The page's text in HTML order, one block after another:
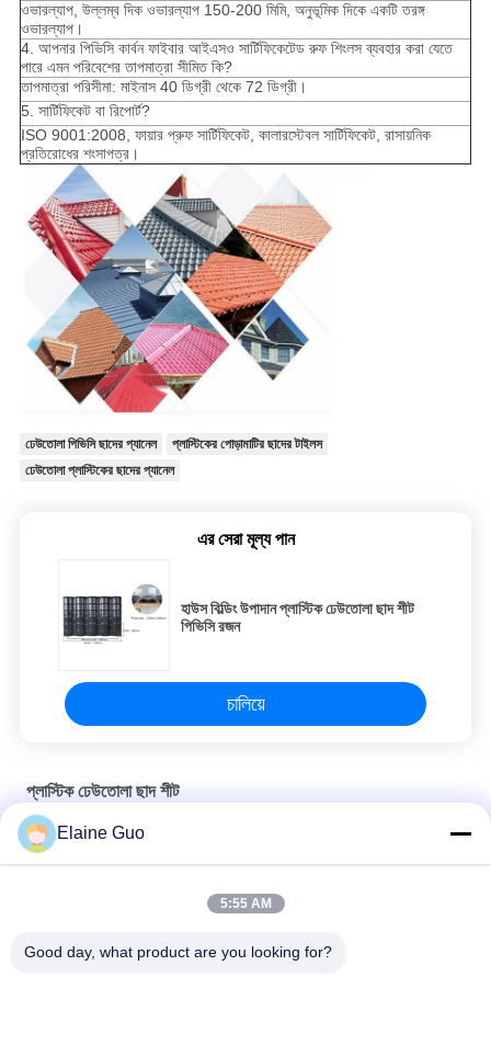
ওভারল্যাপ, উল্লম্ব দিক ওভারল্যাপ 150-200 মিমি, অনুভূমিক দিকে একটি তরঙ্গ
ওভারল্যাপ।
4. আপনার পিভিসি কার্বন ফাইবার আইএসও সার্টিফিকেটেড রুফ শিংলস ব্যবহার করা যেতে
পারে এমন পরিবেশের তাপমাত্রা সীমিত কি?
তাপমাত্রা পরিসীমা: মাইনাস 40 ডিগ্রী থেকে 72 ডিগ্রী।
5. সার্টিফিকেট বা রিপোর্ট?
ISO 9001:2008, ফায়ার প্রুফ সার্টিফিকেট, কালারস্টেবল সার্টিফিকেট, রাসায়নিক
প্রতিরোধের শংসাপত্র।
ঢেউতোলা পিভিসি ছাদের প্যানেল
প্লাস্টিকের পোড়ামাটির ছাদের টাইলস
ঢেউতোলা প্লাস্টিকের ছাদের প্যানেল
এর সেরা মূল্য পান
হাউস বিল্ডিং উপাদান প্লাস্টিক ঢেউতোলা ছাদ শীট
পিভিসি রজন
চালিয়ে
প্লাস্টিক ঢেউতোলা ছাদ শীট
গ্রামের বাড়ির শেডের জন্য 2.5 মিমি পুরুত্ব বহু রঙের ASA ছোট নীল টাইল
Elaine Guo
5:55 AM
Good day, what product are you looking for?